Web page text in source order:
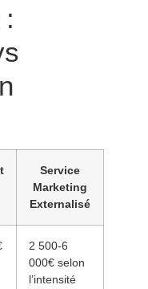
Service
Marketing
Externalisé
2 500-6
000€ selon
l’intensité